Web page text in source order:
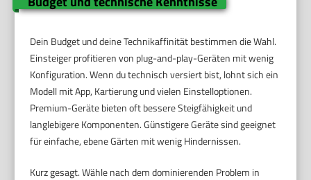
Dein Budget und deine Technikaffinität bestimmen die Wahl.
Einsteiger profitieren von plug-and-play-Geräten mit wenig
Konfiguration. Wenn du technisch versiert bist, lohnt sich ein
Modell mit App, Kartierung und vielen Einstelloptionen.
Premium-Geräte bieten oft bessere Steigfähigkeit und
langlebigere Komponenten. Günstigere Geräte sind geeignet
für einfache, ebene Gärten mit wenig Hindernissen.
Kurz gesagt. Wähle nach dem dominierenden Problem in